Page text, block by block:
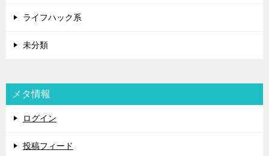
ライフハック系
未分類
メタ情報
ログイン
投稿フィード